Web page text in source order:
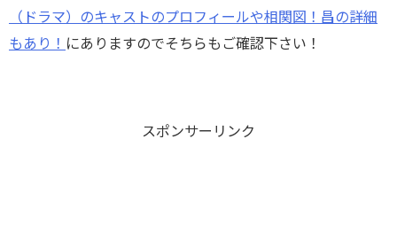
（ドラマ）のキャストのプロフィールや相関図！昌の詳細
もあり！ にありますのでそちらもご確認下さい！
スポンサーリンク